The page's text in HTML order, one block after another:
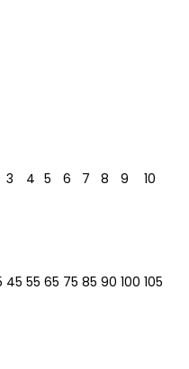
3 4 5 6 7 8 9 10
45 55 65 75 85 90 100 105